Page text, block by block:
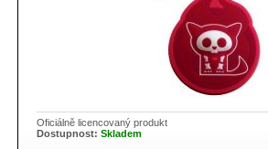
Oficiálně licencovaný produkt
Dostupnost:Skladem